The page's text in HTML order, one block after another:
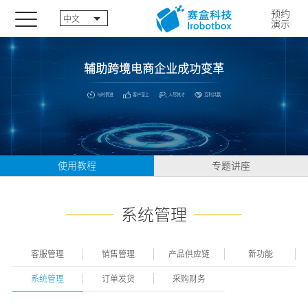
预约
演示
中文
辅助跨境电商企业成功变革
与时俱进 客户至上 人尽其才 互利共赢
使用教程 专题讲座
系统管理
客服管理 销售管理 产品供应链 新功能
系统管理 订单发货 采购财务